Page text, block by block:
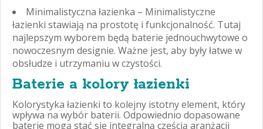
Minimalistyczna łazienka – Minimalistyczne
łazienki stawiają na prostotę i funkcjonalność. Tutaj
najlepszym wyborem będą baterie jednouchwytowe o
nowoczesnym designie. Ważne jest, aby były łatwe w
obsłudze i utrzymaniu w czystości.
Baterie a kolory łazienki
Kolorystyka łazienki to kolejny istotny element, który
wpływa na wybór baterii. Odpowiednio dopasowane
baterie mogą stać się integralną częścią aranżacji